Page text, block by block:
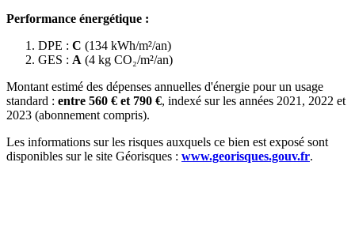
Performance énergétique :
DPE : C (134 kWh/m²/an)
GES : A (4 kg CO₂/m²/an)
Montant estimé des dépenses annuelles d'énergie pour un usage
standard : entre 560 € et 790 €, indexé sur les années 2021, 2022 et
2023 (abonnement compris).
Les informations sur les risques auxquels ce bien est exposé sont
disponibles sur le site Géorisques : www.georisques.gouv.fr.